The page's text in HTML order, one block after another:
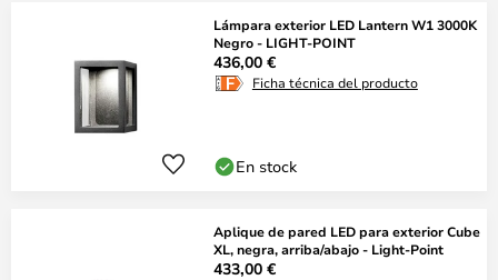
Lámpara exterior LED Lantern W1 3000K
Negro - LIGHT-POINT
436,00 €
Ficha técnica del producto
En stock
Aplique de pared LED para exterior Cube
XL, negra, arriba/abajo - Light-Point
433,00 €